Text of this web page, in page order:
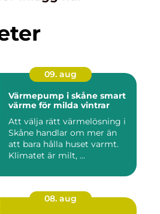
09. aug
Värmepump i skåne smart
värme för milda vintrar
Att välja rätt värmelösning i
Skåne handlar om mer än
att bara hålla huset varmt.
Klimatet är milt, ...
08. aug